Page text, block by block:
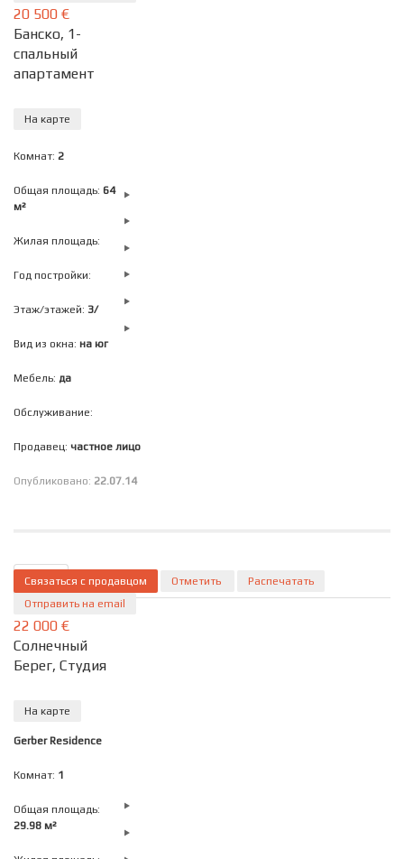
20 500 €
Банско, 1-
спальный
апартамент
На карте
Комнат: 2
Общая площадь: 64
м²
Жилая площадь:
Год постройки:
Этаж/этажей: 3/
Вид из окна: на юг
Мебель: да
Обслуживание:
Продавец: частное лицо
Опубликовано: 22.07.14
Связаться с продавцом Отметить
Распечатать
Отправить на email
ID 160 Подробно
22 000 €
Солнечный
Берег, Студия
На карте
Gerber Residence
Комнат: 1
Общая площадь:
29.98 м²